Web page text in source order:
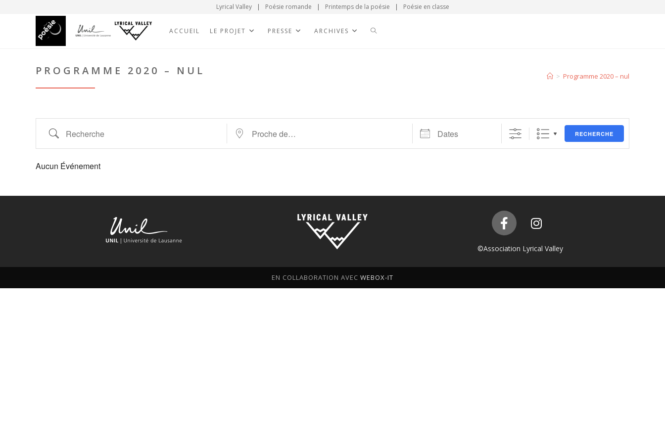
Lyrical Valley | Poésie romande | Printemps de la poésie | Poésie en classe
ACCUEIL LE PROJET PRESSE ARCHIVES
PROGRAMME 2020 – NUL > Programme 2020 – nul
RECHERCHE
Aucun Événement
©Association Lyrical Valley
EN COLLABORATION AVEC WEBOX-IT